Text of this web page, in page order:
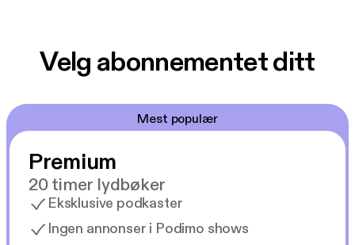
Velg abonnementet ditt
Mest populær
Premium
20 timer lydbøker
Eksklusive podkaster
Ingen annonser i Podimo shows